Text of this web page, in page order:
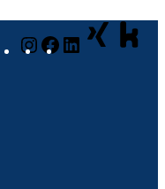
Instagram
Facebook
LinkedIn